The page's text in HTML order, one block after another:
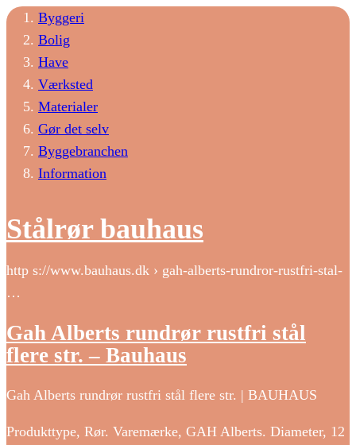
Byggeri
Bolig
Have
Værksted
Materialer
Gør det selv
Byggebranchen
Information
Stålrør bauhaus
http s://www.bauhaus.dk › gah-alberts-rundror-rustfri-stal-
…
Gah Alberts rundrør rustfri stål
flere str. – Bauhaus
Gah Alberts rundrør rustfri stål flere str. | BAUHAUS
Produkttype, Rør. Varemærke, GAH Alberts. Diameter, 12